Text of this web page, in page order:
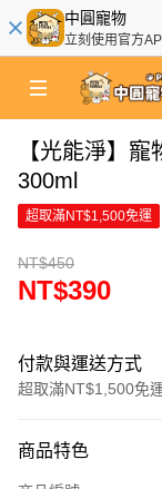
中圓寵物
立刻使用官方
【光能淨】
300ml
超取滿NT$1,500免運
NT$450
NT$390
付款與運送方式
超取滿NT$1,500免
信用卡一次付款
商品特色